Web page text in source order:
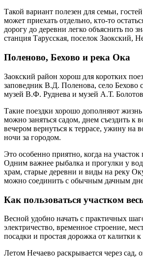
Такой вариант полезен для семьи,
может приехать отдельно, кто-то
дорогу до деревни легко объяснить по
станция Тарусская, поселок Заокский,
Поленово, Бехово и река Ока
Заокский район хорош для коротких
заповедник В.Д. Поленова, село Бехово
музей В.Ф. Руднева и музей А.Т.
Такие поездки хорошо дополняют
можно заняться садом, днем съездить к
вечером вернуться к террасе, ужину на
ночи за городом.
Это особенно приятно, когда на
Одним важнее рыбалка и прогулки у
храм, старые деревни и виды на реку
можно соединить с обычным дачным
Как пользоваться участком
Весной удобно начать с практичных
электричество, временное строение,
посадки и простая дорожка от калитки к
Летом Нечаево раскрывается через сад,